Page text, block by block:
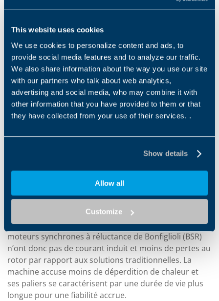
This website uses cookies
We use cookies to personalize content and ads, to
provide social media features and to analyze our traffic.
We also share information about the way you use our site
with our partners who talk about web analytics,
advertising and social media, who may combine it with
other information that you have provided to them or that
they have collected from your use of their services. .
Show details
Allow all
Customize
L’ensemble « Haute puissance volumique » associé à
synonyme d’atouts importants au niveau de l’espace
d’installation. Pour la même puissance de sortie, le
nouveau moteur synchrone à réluctance BSR prend
beaucoup moins de place. L’entraînement est à la fois
plus court et plus compact, boîte à bornes incluse.
Selon l’application, le gain peut aller jusqu’à deux tailles
de carcasse. Le concepteur de la machine bénéficiera
Le nouveau contrôle vectoriel (FOC Field Oriented
Bonfiglioli, série Active Cube, permet à la machine
d’atteindre un contrôle très précis et dynamique de la
vitesse et du couple, spécialement pour des
applications exigeant des charges et une inertie
variables. Dépourvus d’enroulements et d’aimants, les
moteurs synchrones à réluctance de Bonfiglioli (BSR)
n’ont donc pas de courant induit et moins de pertes au
rotor par rapport aux solutions traditionnelles. La
machine accuse moins de déperdition de chaleur et
ses paliers se caractérisent par une durée de vie plus
longue pour une fiabilité accrue.